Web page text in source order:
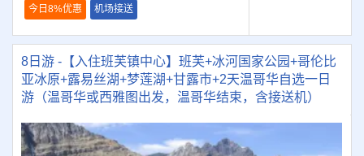
今日8%优惠 机场接送
8日游 -【入住班芙镇中心】班芙+冰河国家公园+哥伦比
亚冰原+露易丝湖+梦莲湖+甘露市+2天温哥华自选一日
游（温哥华或西雅图出发，温哥华结束，含接送机）